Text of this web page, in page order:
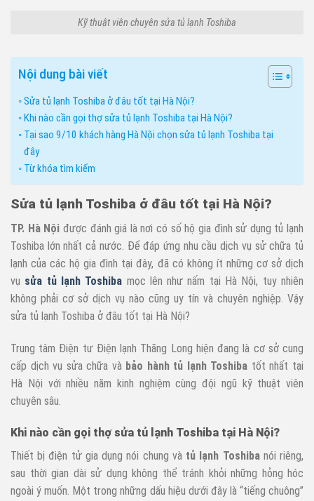
Kỹ thuật viên chuyên sửa tủ lạnh Toshiba
Nội dung bài viết
Sửa tủ lạnh Toshiba ở đâu tốt tại Hà Nội?
Khi nào cần gọi thợ sửa tủ lạnh Toshiba tại Hà Nội?
Tại sao 9/10 khách hàng Hà Nội chọn sửa tủ lạnh Toshiba tại
đây
Từ khóa tìm kiếm
Sửa tủ lạnh Toshiba ở đâu tốt tại Hà Nội?
TP. Hà Nội được đánh giá là nơi có số hộ gia đình sử dụng tủ lạnh
Toshiba lớn nhất cả nước. Để đáp ứng nhu cầu dịch vụ sử chữa tủ
lạnh của các hộ gia đình tại đây, đã có không ít những cơ sở dịch
vụ sửa tủ lạnh Toshiba mọc lên như nấm tại Hà Nội, tuy nhiên
không phải cơ sở dịch vụ nào cũng uy tín và chuyên nghiệp. Vậy
sửa tủ lạnh Toshiba ở đâu tốt tại Hà Nội?
Trung tâm Điện tư Điện lạnh Thăng Long hiện đang là cơ sở cung
cấp dịch vụ sửa chữa và bảo hành tủ lạnh Toshiba tốt nhất tại
Hà Nội với nhiều năm kinh nghiệm cùng đội ngũ kỹ thuật viên
chuyên sâu.
Khi nào cần gọi thợ sửa tủ lạnh Toshiba tại Hà Nội?
Thiết bị điện tử gia dụng nói chung và tủ lạnh Toshibanói riêng,
sau thời gian dài sử dụng không thể tránh khỏi những hỏng hóc
ngoài ý muốn. Một trong những dấu hiệu dưới đây là “tiếng chuông”